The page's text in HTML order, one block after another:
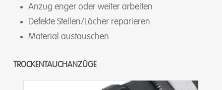
Anzug enger oder weiter arbeiten
Defekte Stellen/Löcher reparieren
Material austauschen
TROCKENTAUCHANZÜGE